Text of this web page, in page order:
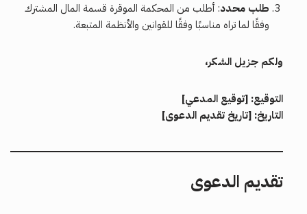
طلب محدد: أطلب من المحكمة الموقرة قسمة المال المشترك
وفقًا لما تراه مناسبًا وفقًا للقوانين والأنظمة المتبعة.
ولكم جزيل الشكر،
التوقيع: [توقيع المدعي]
التاريخ: [تاريخ تقديم الدعوى]
تقديم الدعوى